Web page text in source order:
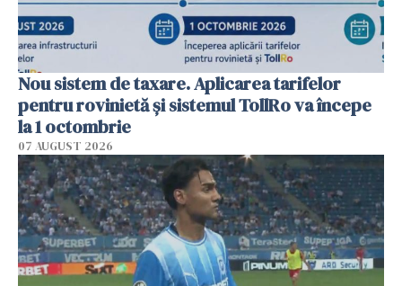
Nou sistem de taxare. Aplicarea tarifelor
pentru rovinietă şi sistemul TollRo va începe
la 1 octombrie
07 AUGUST 2026